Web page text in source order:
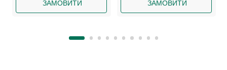
ЗАМОВИТИ ЗАМОВИТИ